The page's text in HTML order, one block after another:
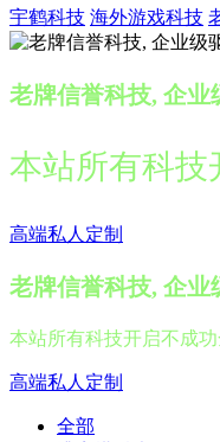
宇鹤科技 海外游戏科技
老牌信誉科技, 企业
本站所有科技
高端私人定制
老牌信誉科技, 企业
本站所有科技开启不成
高端私人定制
全部